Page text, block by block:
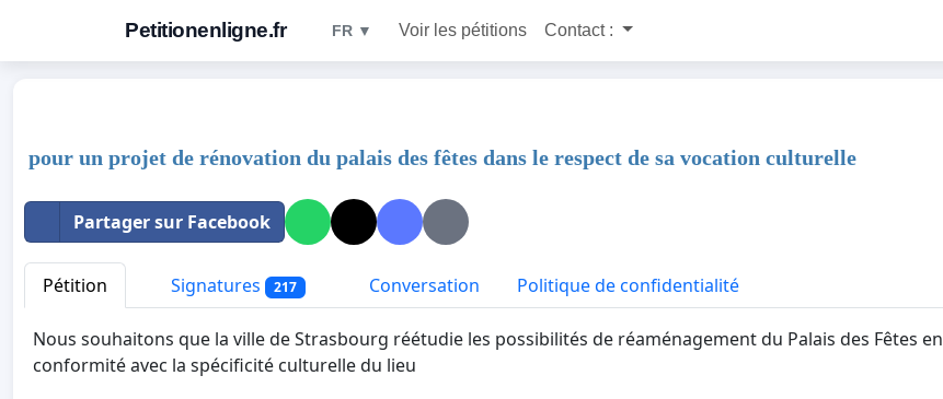
Petitionenligne.fr FR ▼ Voir les pétitions Contact :
pour un projet de rénovation du palais des fêtes dans le respect de sa vocation culturelle
Partager sur Facebook
Pétition Signatures 217 Conversation Politique de confidentialité
Nous souhaitons que la ville de Strasbourg réétudie les possibilités de réaménagement du Palais des Fêtes en
conformité avec la spécificité culturelle du lieu